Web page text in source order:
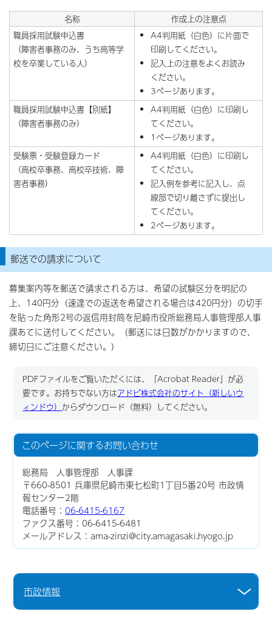
名称
作成上の注意点
職員採用試験申込書
（障害者事務のみ、うち高等学
校を卒業している人）
A4判用紙（白色）に片面で
印刷してください。
記入上の注意をよくお読み
ください。
3ページあります。
職員採用試験申込書【別紙】
（障害者事務のみ）
A4判用紙（白色）に印刷し
てください。
1ページあります。
受験票・受験登録カード
（高校卒事務、高校卒技術、障
害者事務）
A4判用紙（白色）に印刷し
てください。
記入例を参考に記入し、点
線部で切り離さずに提出し
てください。
2ページあります。
郵送での請求について
募集案内等を郵送で請求される方は、希望の試験区分を明記の
上、140円分（速達での返送を希望される場合は420円分）の切手
を貼った角形2号の返信用封筒を尼崎市役所総務局人事管理部人事
課あてに送付してください。（郵送には日数がかかりますので、
締切日にご注意ください。）
PDFファイルをご覧いただくには、「Acrobat Reader」が必
要です。お持ちでない方はアドビ株式会社のサイト（新しいウ
ィンドウ） からダウンロード（無料）してください。
このページに関するお問い合わせ
総務局 人事管理部 人事課
〒660-8501 兵庫県尼崎市東七松町1丁目5番20号 市政情
報センター2階
電話番号：06-6415-6167
ファクス番号：06-6415-6481
メールアドレス：ama-zinzi@city.amagasaki.hyogo.jp
市政情報